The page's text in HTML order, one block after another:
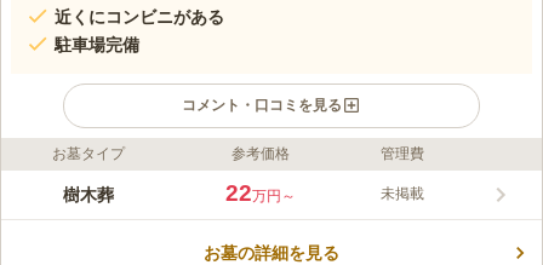
近くにコンビニがある
駐車場完備
コメント・口コミを見る
ライフドット編集部のコメント
甲斐市役所そばの本妙寺境内にある樹木葬です。区画は4つあ
管理が心配という方も安心して利用できます。さらに後継者のい
お墓タイプ 参考価格 管理費
樹木葬 22万円～ 未掲載
お墓の詳細を見る